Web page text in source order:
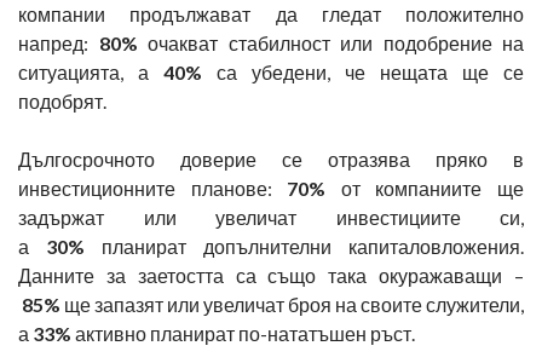
компании продължават да гледат положително
напред: 80% очакват стабилност или подобрение на
ситуацията, а 40% са убедени, че нещата ще се
подобрят.
Дългосрочното доверие се отразява пряко в
инвестиционните планове: 70% от компаниите ще
задържат или увеличат инвестициите си,
а 30% планират допълнителни капиталовложения.
Данните за заетостта са също така окуражаващи –
85% ще запазят или увеличат броя на своите служители,
а 33% активно планират по-нататъшен ръст.